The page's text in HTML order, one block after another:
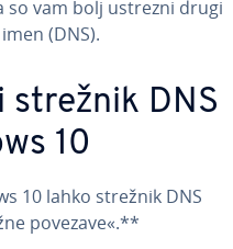
so vam bolj ustrezni drugi
(DNS).
strežnik DNS
10
10 lahko strežnik DNS
povezave«.**